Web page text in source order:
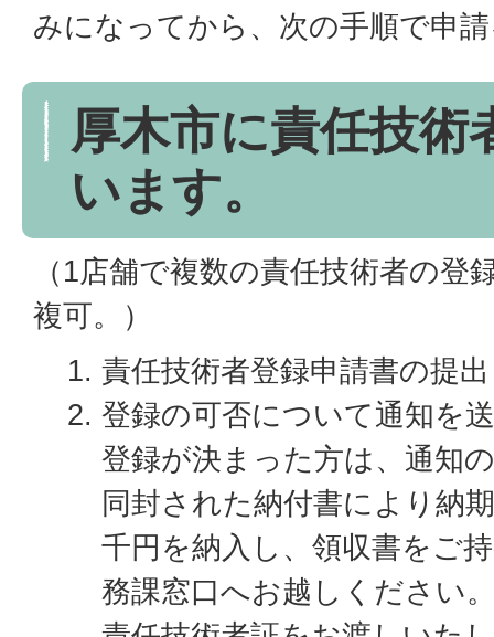
みになってから、次の手順で申
厚木市に責任技術
います。
（1店舗で複数の責任技術者の登
複可。）
責任技術者登録申請書の提出
登録の可否について通知を
登録が決まった方は、通知
同封された納付書により納
千円を納入し、領収書をご
務課窓口へお越しください